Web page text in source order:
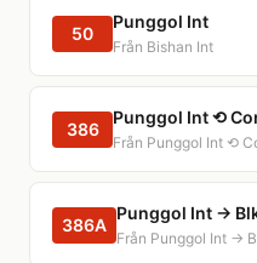
50
Punggol Int
Från Bishan Int
386
Punggol Int ⟲
Från Punggol Int ⟲
386A
Punggol Int →
Från Punggol Int →